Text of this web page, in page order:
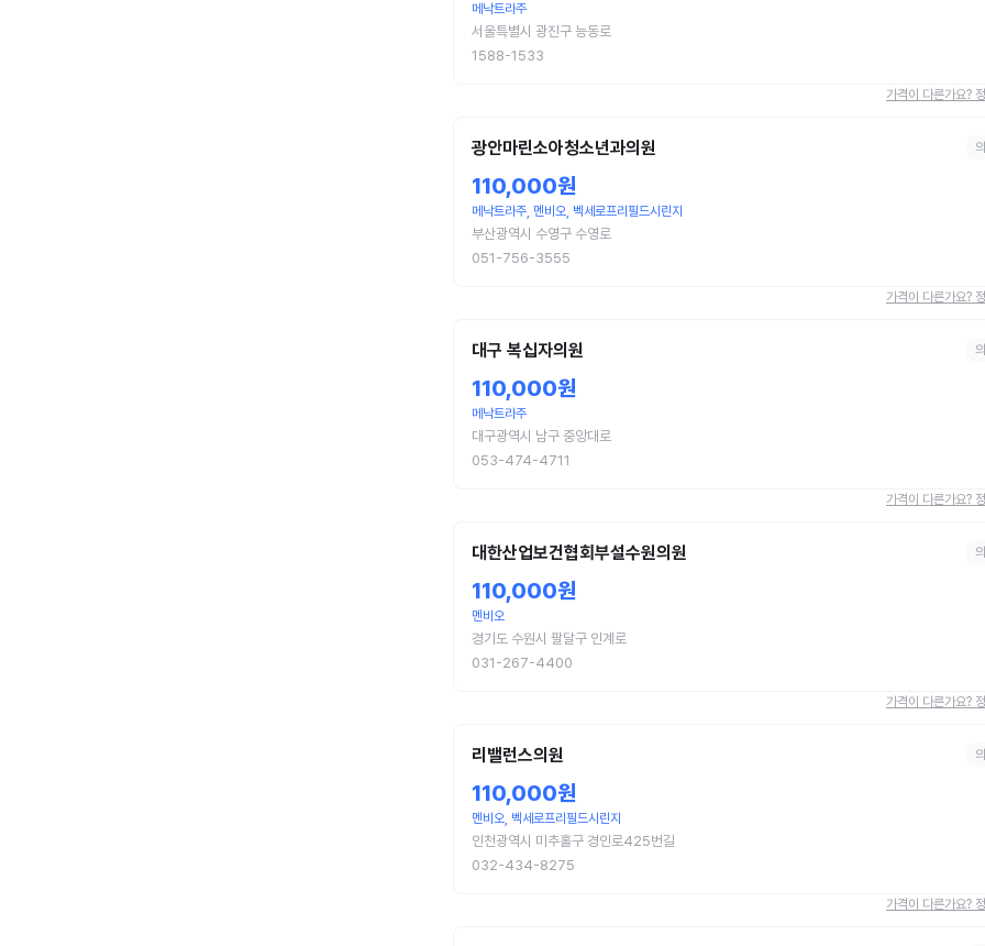
메낙트라주
서울특별시 광진구 능동로
1588-1533
가격이 다른가요?
광안마린소아청소년과의원
110,000원
메낙트라주, 멘비오, 벡세로프리필드시린지
부산광역시 수영구 수영로
051-756-3555
가격이 다른가요?
대구 복십자의원
110,000원
메낙트라주
대구광역시 남구 중앙대로
053-474-4711
가격이 다른가요?
대한산업보건협회부설수원의원
110,000원
멘비오
경기도 수원시 팔달구 인계로
031-267-4400
가격이 다른가요?
리밸런스의원
110,000원
멘비오, 벡세로프리필드시린지
인천광역시 미추홀구 경인로425번길
032-434-8275
가격이 다른가요?